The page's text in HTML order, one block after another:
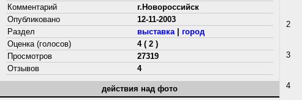
Комментарий
г.Новороссийск
Опубликовано
12-11-2003
Раздел
выставка| город
Оценка (голосов)
4 ( 2 )
Просмотров
27319
Отзывов
4
действия над фото
2
3
4